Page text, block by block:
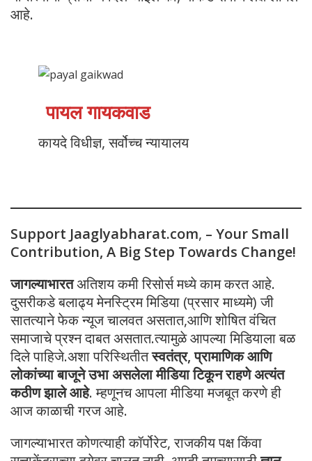
आहे.
पायल गायकवाड
कायदे विधीज्ञ, सर्वोच्च न्यायालय
Support Jaaglyabharat.com, – Your Small
Contribution, A Big Step Towards Change!
जागल्याभारतअतिशय कमी रिसोर्स मध्ये काम करत आहे.
दुसरीकडे बलाढ्य मेनस्ट्रिम मिडिया (प्रसार माध्यमे) जी
सातत्याने फेक न्यूज चालवत असतात,आणि शोषित वंचित
समाजाचे प्रश्न दाबत असतात.त्यामुळे आपल्या मिडियाला बळ
दिले पाहिजे.अशा परिस्थितीतस्वतंत्र, प्रामाणिक आणि
लोकांच्या बाजूने उभा असलेला मीडिया टिकून राहणे अत्यंत
कठीण झाले आहे. म्हणूनच आपला मीडिया मजबूत करणे ही
आज काळाची गरज आहे.
जागल्याभारत कोणत्याही कॉर्पोरेट, राजकीय पक्ष किंवा